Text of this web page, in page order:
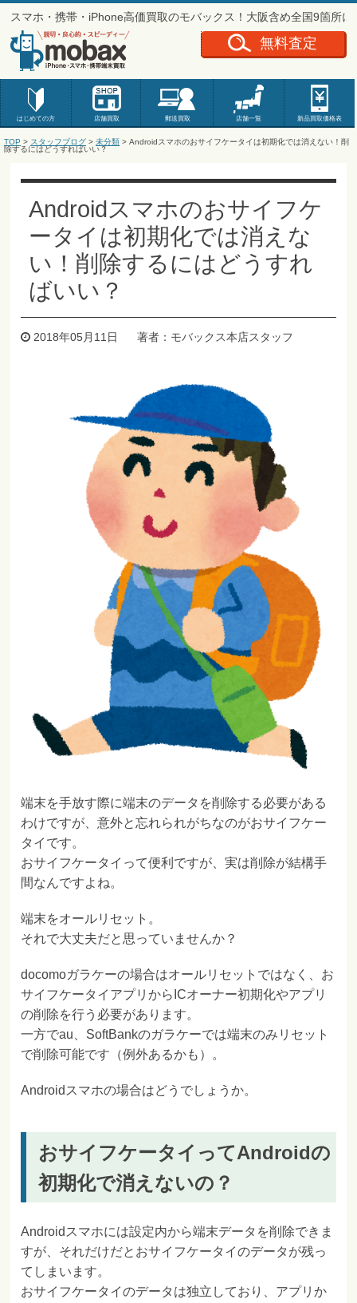
スマホ・携帯・iPhone高価買取のモバックス！大阪含め全国9箇所に
はじめての方 店舗買取 郵送買取 店舗一覧 新品買取価格表
無料査定
TOP > スタッフブログ > 未分類 > Androidスマホのおサイフケータイは初期化では消えない！削
除するにはどうすればいい？
Androidスマホのおサイフケ
ータイは初期化では消えな
い！削除するにはどうすれ
ばいい？
2018年05月11日 著者：モバックス本店スタッフ
端末を手放す際に端末のデータを削除する必要がある
わけですが、意外と忘れられがちなのがおサイフケー
タイです。
おサイフケータイって便利ですが、実は削除が結構手
間なんですよね。
端末をオールリセット。
それで大丈夫だと思っていませんか？
docomoガラケーの場合はオールリセットではなく、お
サイフケータイアプリからICオーナー初期化やアプリ
の削除を行う必要があります。
一方でau、SoftBankのガラケーでは端末のみリセット
で削除可能です（例外あるかも）。
Androidスマホの場合はどうでしょうか。
おサイフケータイってAndroidの
初期化で消えないの？
Androidスマホには設定内から端末データを削除できま
すが、それだけだとおサイフケータイのデータが残っ
てしまいます。
おサイフケータイのデータは独立しており、アプリか